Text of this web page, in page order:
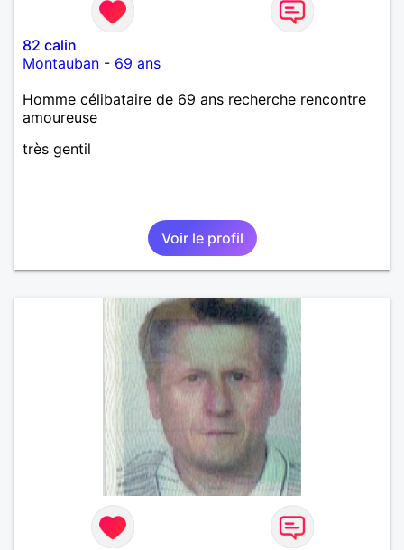
82 calin
Montauban - 69 ans
Homme célibataire de 69 ans recherche rencontre
amoureuse
très gentil
Voir le profil